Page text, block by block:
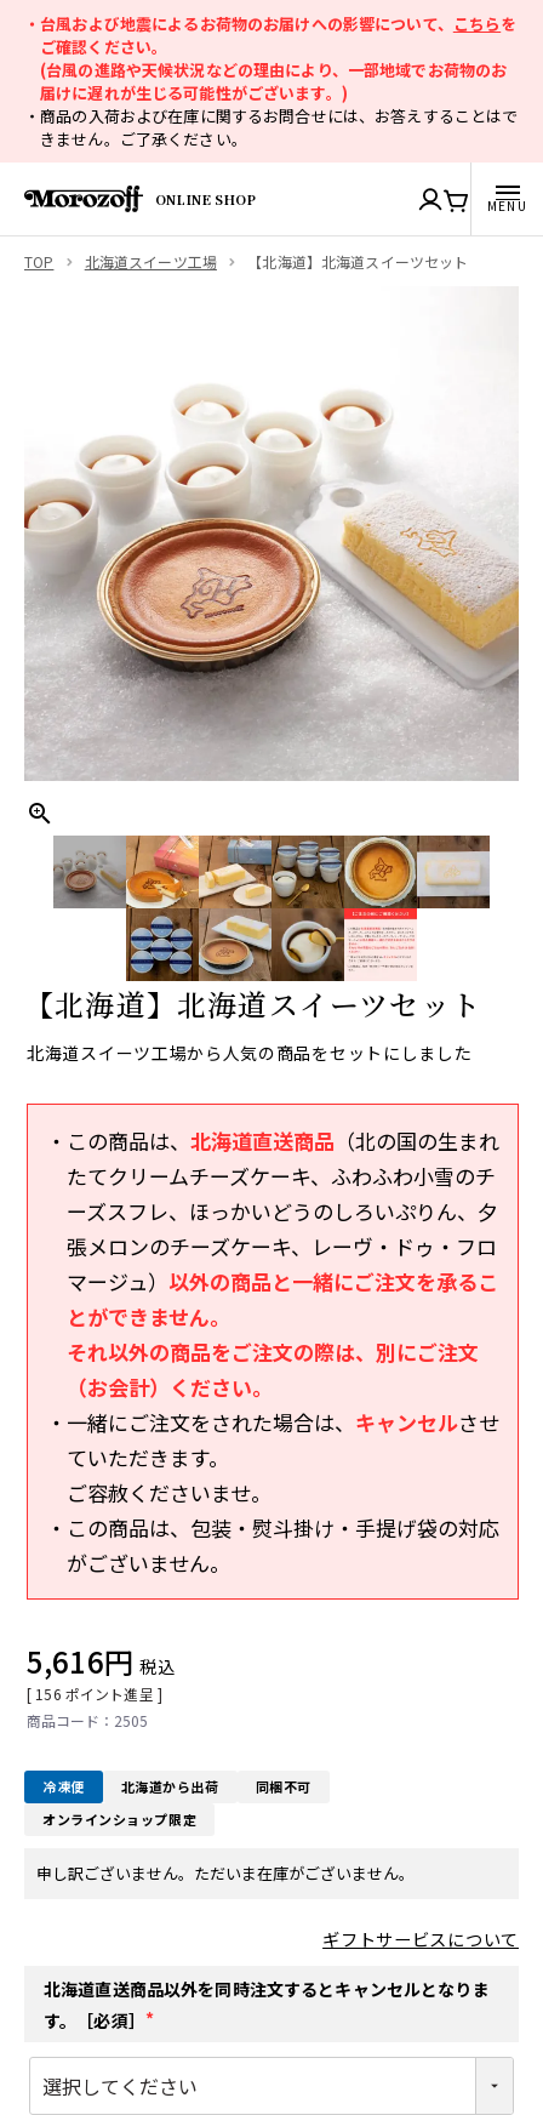
・台風および地震によるお荷物のお届けへの影響について、 こちらを
ご確認ください。
(台風の進路や天候状況などの理由により、一部地域でお荷物のお
届けに遅れが生じる可能性がございます。)
・商品の入荷および在庫に関するお問合せには、お答えすることはで
きません。ご了承ください。
ONLINE SHOP
TOP 北海道スイーツ工場 【北海道】北海道スイーツセット
【北海道】北海道スイーツセット
北海道スイーツ工場から人気の商品をセットにしました
・この商品は、 北海道直送商品 （北の国の生まれ
たてクリームチーズケーキ、ふわふわ小雪のチ
ーズスフレ、ほっかいどうのしろいぷりん、夕
張メロンのチーズケーキ、レーヴ・ドゥ・フロ
マージュ） 以外の商品と一緒にご注文を承るこ
とができません。
それ以外の商品をご注文の際は、別にご注文
（お会計）ください。
・一緒にご注文をされた場合は、 キャンセルさせ
ていただきます。
ご容赦くださいませ。
・この商品は、包装・熨斗掛け・手提げ袋の対応
がございません。
5,616 税込
[ 156 ポイント進呈 ]
2505
冷凍便 北海道から出荷
同梱不可
オンラインショップ限定
申し訳ございません。ただいま在庫がございません。
ギフトサービスについて
北海道直送商品以外を同時注文するとキャンセルとなりま
す。［必須］
必